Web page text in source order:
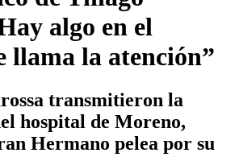
algo en el
llama la atención”
transmitieron la
hospital de Moreno,
Hermano pelea por su